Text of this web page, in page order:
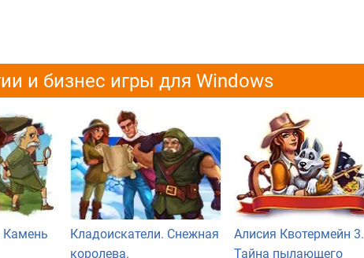
и бизнес игры для Windows
Камень
Кладоискатели. Снежная
королева.
Алисия Квотермейн 3.
Тайна пылающего